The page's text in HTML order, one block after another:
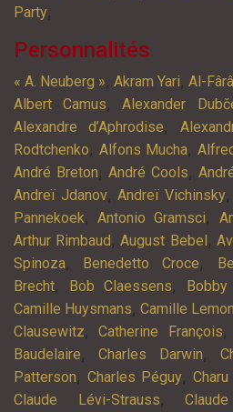
Party,
Personnalités
« A. Neuberg », Akram Yari, Al-
Albert Camus,Alexander
Alexandre d’Aphrodise,
Rodtchenko, Alfons Mucha,
André Breton, André Cools,
Andreï Jdanov, Andreï Vichinsky,
Pannekoek,Antonio Gramsci,
Arthur Rimbaud ,August Bebel ,
Spinoza, Benedetto Croce,
Brecht, Bob Claessens,
Camille Huysmans,Camille
Clausewitz,Catherine François
Baudelaire, Charles Darwin,
Patterson, Charles Péguy,
Claude Lévi-Strauss,